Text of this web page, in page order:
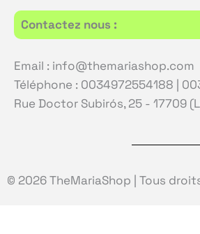
Contactez nous :
Email : info@themariashop.com
Téléphone : 0034972554188 |
Rue Doctor Subirós, 25 - 17709
© 2026 TheMariaShop | Tous